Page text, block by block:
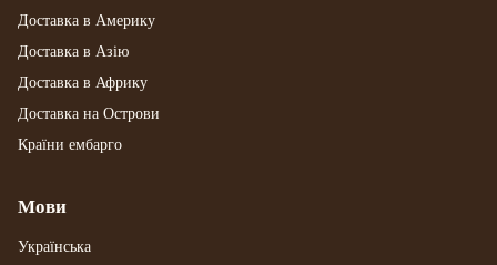
Доставка в Америку
Доставка в Азію
Доставка в Африку
Доставка на Острови
Країни ембарго
Мови
Українська